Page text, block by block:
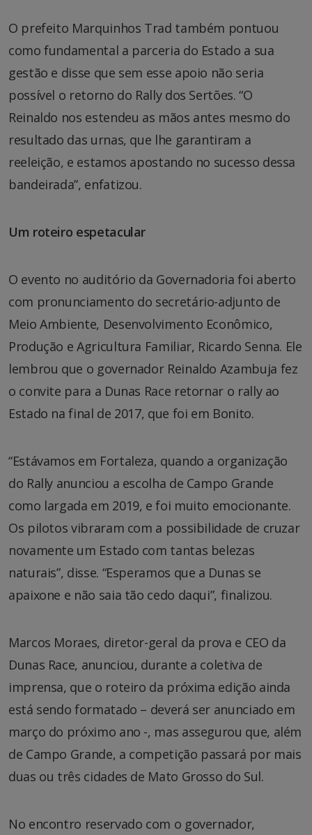
O prefeito Marquinhos Trad também pontuou
como fundamental a parceria do Estado a sua
gestão e disse que sem esse apoio não seria
possível o retorno do Rally dos Sertões. “O
Reinaldo nos estendeu as mãos antes mesmo do
resultado das urnas, que lhe garantiram a
reeleição, e estamos apostando no sucesso dessa
bandeirada”, enfatizou.
Um roteiro espetacular
O evento no auditório da Governadoria foi aberto
com pronunciamento do secretário-adjunto de
Meio Ambiente, Desenvolvimento Econômico,
Produção e Agricultura Familiar, Ricardo Senna. Ele
lembrou que o governador Reinaldo Azambuja fez
o convite para a Dunas Race retornar o rally ao
Estado na final de 2017, que foi em Bonito.
“Estávamos em Fortaleza, quando a organização
do Rally anunciou a escolha de Campo Grande
como largada em 2019, e foi muito emocionante.
Os pilotos vibraram com a possibilidade de cruzar
novamente um Estado com tantas belezas
naturais”, disse. “Esperamos que a Dunas se
apaixone e não saia tão cedo daqui”, finalizou.
Marcos Moraes, diretor-geral da prova e CEO da
Dunas Race, anunciou, durante a coletiva de
imprensa, que o roteiro da próxima edição ainda
está sendo formatado – deverá ser anunciado em
março do próximo ano -, mas assegurou que, além
de Campo Grande, a competição passará por mais
duas ou três cidades de Mato Grosso do Sul.
No encontro reservado com o governador,